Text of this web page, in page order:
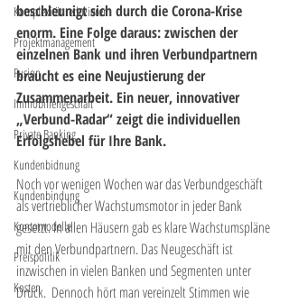
Komplexität reduzieren
Projektmanagement
Fusion
Immobiliengeschäft
Private Banking
Kundenbidnung
Kundenbindung
Kontomodelle
Preispolitik
Kosten
beschleunigt sich durch die Corona-Krise
enorm. Eine Folge daraus: zwischen der
einzelnen Bank und ihren Verbundpartnern
braucht es eine Neujustierung der
Zusammenarbeit. Ein neuer, innovativer
„Verbund-Radar“ zeigt die individuellen
Erfolgshebel für Ihre Bank.
Noch vor wenigen Wochen war das Verbundgeschäft
als vertrieblicher Wachstumsmotor in jeder Bank
gesetzt. In allen Häusern gab es klare Wachstumspläne
mit den Verbundpartnern. Das Neugeschäft ist
inzwischen in vielen Banken und Segmenten unter
Druck.  Dennoch hört man vereinzelt Stimmen wie